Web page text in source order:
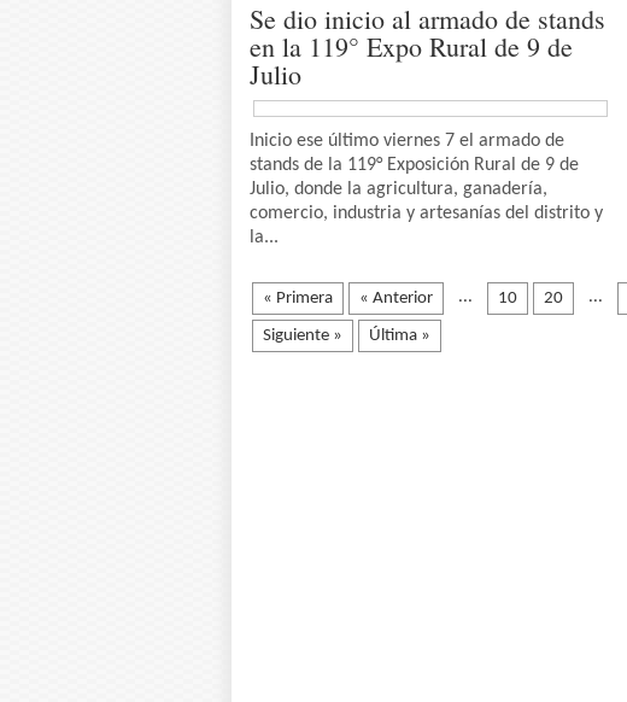
Se dio inicio al armado de stands
en la 119° Expo Rural de 9 de
Julio
Inicio ese último viernes 7 el armado de
stands de la 119° Exposición Rural de 9 de
Julio, donde la agricultura, ganadería,
comercio, industria y artesanías del distrito y
la...
« Primera « Anterior ... 10 20 ...
Siguiente » Última »